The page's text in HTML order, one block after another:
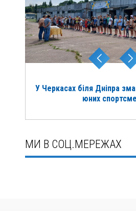
У Черкасах біля Дніпра
юних
МИ В СОЦ.МЕРЕЖАХ